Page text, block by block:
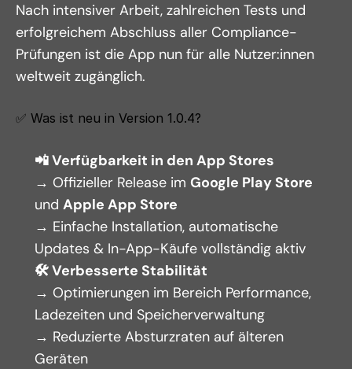
Nach intensiver Arbeit, zahlreichen Tests und
erfolgreichem Abschluss aller Compliance-
Prüfungen ist die App nun für alle Nutzer:innen
weltweit zugänglich.
✅ Was ist neu in Version 1.0.4?
📲 Verfügbarkeit in den App Stores
→ Offizieller Release im Google Play Store
und Apple App Store
→ Einfache Installation, automatische
Updates & In-App-Käufe vollständig aktiv
🛠 Verbesserte Stabilität
→ Optimierungen im Bereich Performance,
Ladezeiten und Speicherverwaltung
→ Reduzierte Absturzraten auf älteren
Geräten